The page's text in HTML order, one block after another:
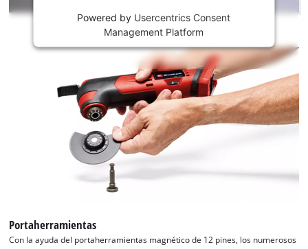
is
permitted
visitor.
Powered by Usercentrics Consent
Management Platform
Portaherramientas
Con la ayuda del portaherramientas magnético de 12 pines, los numerosos